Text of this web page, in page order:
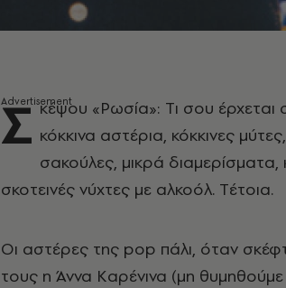
Σ κέψου «Pωσία»: Tι σου έρχεται
κόκκινα αστέρια, κόκκινες
σακούλες, μικρά διαμερίσματα,
σκοτεινές νύχτες με αλκοόλ. Tέτοια.
Oι αστέρες της pop πάλι, όταν
τους η Άννα Kαρένινα (μη